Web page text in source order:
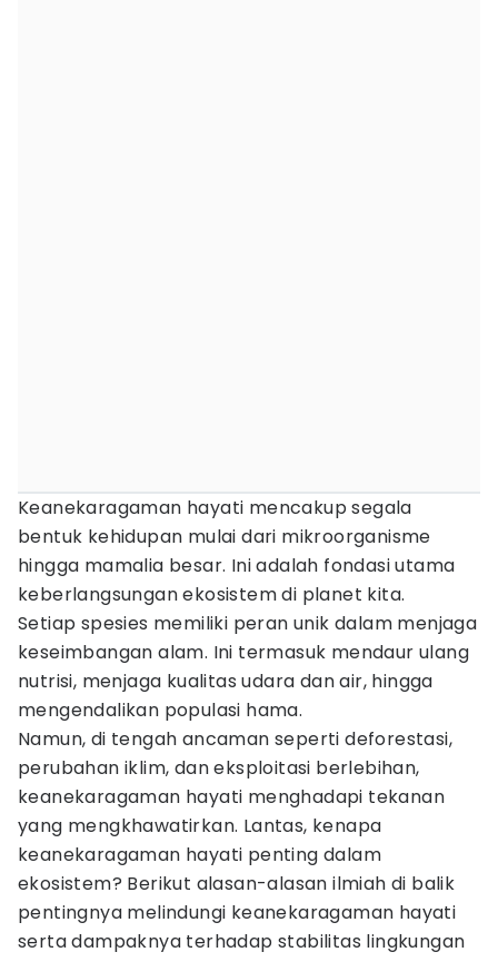
Keanekaragaman hayati mencakup segala
bentuk kehidupan mulai dari mikroorganisme
hingga mamalia besar. Ini adalah fondasi utama
keberlangsungan ekosistem di planet kita.
Setiap spesies memiliki peran unik dalam menjaga
keseimbangan alam. Ini termasuk mendaur ulang
nutrisi, menjaga kualitas udara dan air, hingga
mengendalikan populasi hama.
Namun, di tengah ancaman seperti deforestasi,
perubahan iklim, dan eksploitasi berlebihan,
keanekaragaman hayati menghadapi tekanan
yang mengkhawatirkan. Lantas, kenapa
keanekaragaman hayati penting dalam
ekosistem? Berikut alasan-alasan ilmiah di balik
pentingnya melindungi keanekaragaman hayati
serta dampaknya terhadap stabilitas lingkungan